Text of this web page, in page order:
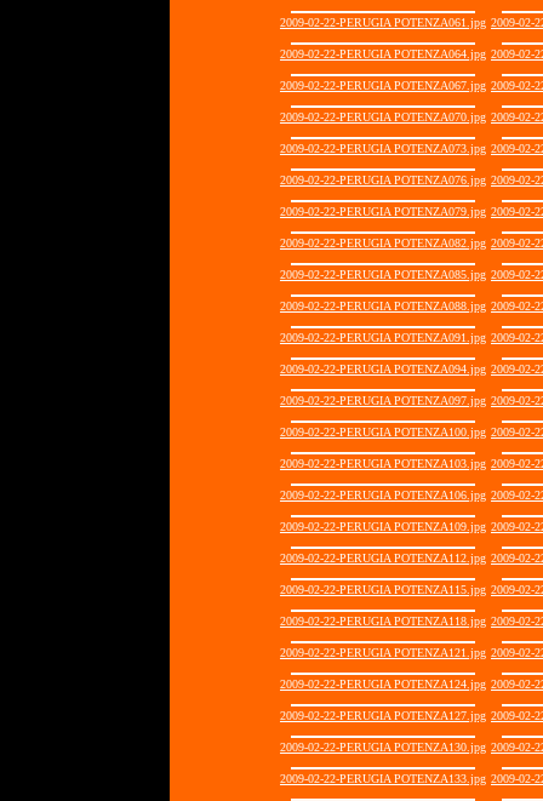
2009-02-22-PERUGIA POTENZA061.jpg 2009-02-
2009-02-22-PERUGIA POTENZA064.jpg 2009-02-
2009-02-22-PERUGIA POTENZA067.jpg 2009-02-
2009-02-22-PERUGIA POTENZA070.jpg 2009-02-
2009-02-22-PERUGIA POTENZA073.jpg 2009-02-
2009-02-22-PERUGIA POTENZA076.jpg 2009-02-
2009-02-22-PERUGIA POTENZA079.jpg 2009-02-
2009-02-22-PERUGIA POTENZA082.jpg 2009-02-
2009-02-22-PERUGIA POTENZA085.jpg 2009-02-
2009-02-22-PERUGIA POTENZA088.jpg 2009-02-
2009-02-22-PERUGIA POTENZA091.jpg 2009-02-
2009-02-22-PERUGIA POTENZA094.jpg 2009-02-
2009-02-22-PERUGIA POTENZA097.jpg 2009-02-
2009-02-22-PERUGIA POTENZA100.jpg 2009-02-
2009-02-22-PERUGIA POTENZA103.jpg 2009-02-
2009-02-22-PERUGIA POTENZA106.jpg 2009-02-
2009-02-22-PERUGIA POTENZA109.jpg 2009-02-
2009-02-22-PERUGIA POTENZA112.jpg 2009-02-
2009-02-22-PERUGIA POTENZA115.jpg 2009-02-
2009-02-22-PERUGIA POTENZA118.jpg 2009-02-
2009-02-22-PERUGIA POTENZA121.jpg 2009-02-
2009-02-22-PERUGIA POTENZA124.jpg 2009-02-
2009-02-22-PERUGIA POTENZA127.jpg 2009-02-
2009-02-22-PERUGIA POTENZA130.jpg 2009-02-
2009-02-22-PERUGIA POTENZA133.jpg 2009-02-